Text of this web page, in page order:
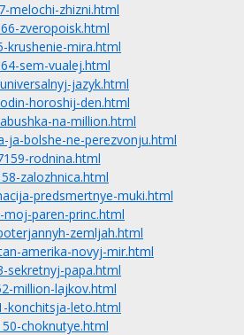
melochi-zhizni.html
zveropoisk.html
krushenie-mira.html
sem-vualej.html
jazyk.html
horoshij-den.html
na-million.html
ja-bolshe-ne-perezvonju.html
rodnina.html
zalozhnica.html
predsmertnye-muki.html
moj-paren-princ.html
zemljah.html
amerika-novyj-mir.html
sekretnyj-papa.html
million-lajkov.html
konchitsja-leto.html
choknutye.html